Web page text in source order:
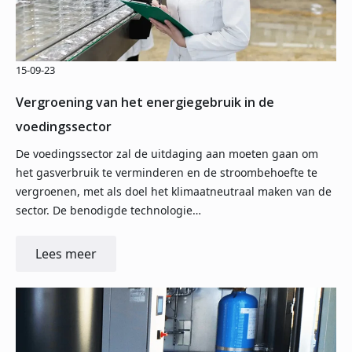
Vergroening van het energiegebruik in de
voedingssector
15-09-23
De voedingssector zal de uitdaging aan moeten gaan om
het gasverbruik te verminderen en de stroombehoefte te
vergroenen, met als doel het klimaatneutraal maken van de
sector. De benodigde technologie…
Lees meer